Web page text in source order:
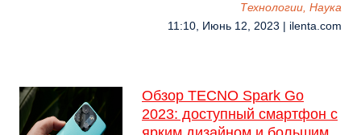
Технологии, Наука
11:10, Июнь 12, 2023 | ilenta.com
Обзор TECNO Spark Go
2023: доступный смартфон с